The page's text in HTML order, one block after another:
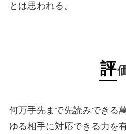
とは思われる。
評
何万手先まで先読みできる
ゆる相手に対応できる力を